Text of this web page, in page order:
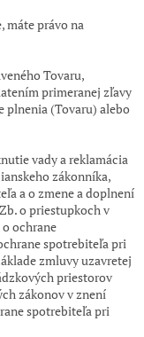
máte právo na
Tovaru,
primeranej zľavy
plnenia (Tovaru) alebo
vady a reklamácia
zákonníka,
a o zmene a doplnení
o priestupkoch v
ochrane
spotrebiteľa pri
zmluvy uzavretej
priestorov
zákonov v znení
spotrebiteľa pri